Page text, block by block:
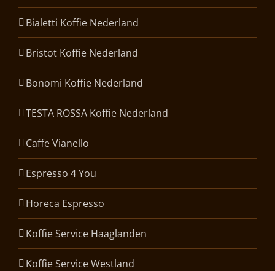
Bialetti Koffie Nederland
Bristot Koffie Nederland
Bonomi Koffie Nederland
TESTA ROSSA Koffie Nederland
Caffe Vianello
Espresso 4 You
Horeca Espresso
Koffie Service Haaglanden
Koffie Service Westland